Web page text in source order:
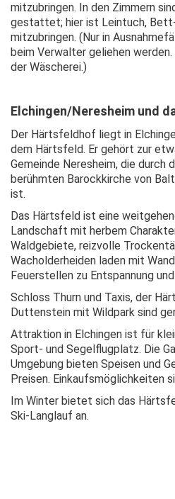
mitzubringen. In den Zimmern
gestattet; hier ist Leintuch,
mitzubringen. (Nur in
beim Verwalter geliehen
der Wäscherei.)
Elchingen/Neresheim und
Der Härtsfeldhof liegt in
dem Härtsfeld. Er gehört zur
Gemeinde Neresheim, die durch
berühmten Barockkirche von
ist.
Das Härtsfeld ist eine
Landschaft mit herbem
Waldgebiete, reizvolle
Wacholderheiden laden mit
Feuerstellen zu Entspannung
Schloss Thurn und Taxis, der
Duttenstein mit Wildpark sind
Attraktion in Elchingen ist für
Sport- und Segelflugplatz. Die
Umgebung bieten Speisen und
Preisen. Einkaufsmöglichkeiten
Im Winter bietet sich das
Ski-Langlauf an.